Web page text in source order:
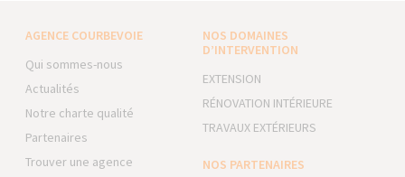
AGENCE COURBEVOIE
Qui sommes-nous
Actualités
Notre charte qualité
Partenaires
Trouver une agence
NOS DOMAINES
D’INTERVENTION
EXTENSION
RÉNOVATION INTÉRIEURE
TRAVAUX EXTÉRIEURS
NOS PARTENAIRES